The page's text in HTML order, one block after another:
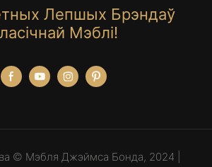
Лепшых Брэндаў
Мэблі!
© Мэбля Джэймса Бонда, 2024 |